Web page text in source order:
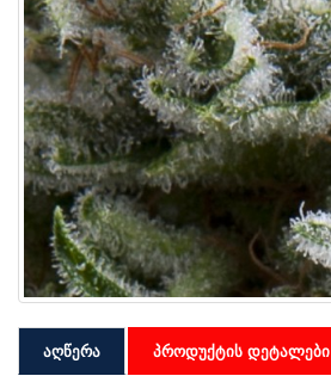
აღწერა პროდუქტის დეტალები